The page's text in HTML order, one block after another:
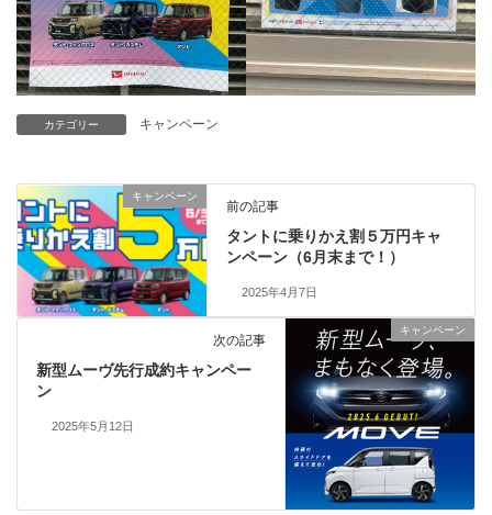
カテゴリー キャンペーン
キャンペーン
前の記事
タントに乗りかえ割５万円キャ
ンペーン（6月末まで！）
2025年4月7日
キャンペーン
次の記事
新型ムーヴ先行成約キャンペー
ン
2025年5月12日